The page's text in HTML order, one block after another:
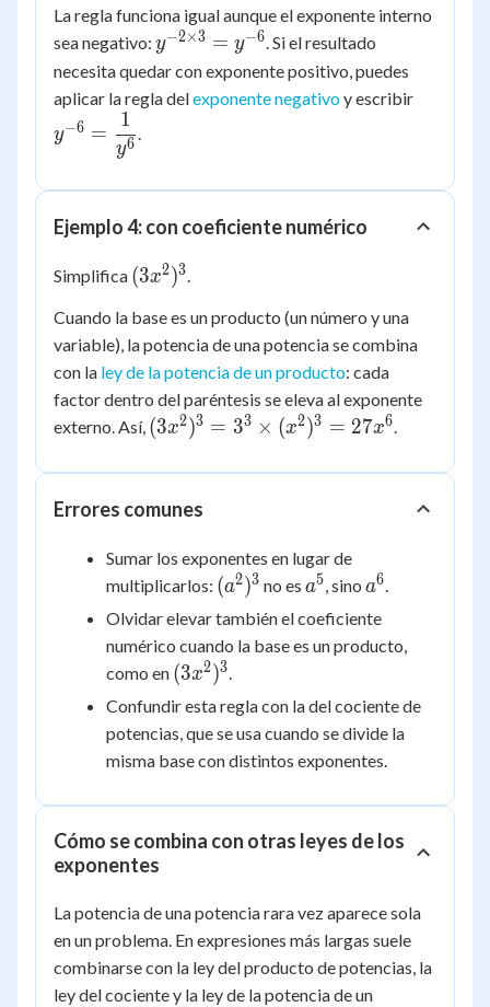
La regla funciona igual aunque el exponente interno
sea negativo: y^{-2
\times
3} =
y^{-6}
y−2×3 = y−6. Si el resultado
necesita quedar con exponente positivo, puedes
aplicar la regla delexponente negativoy escribir
y−6 =
y6
1
.
Ejemplo 4: con coeficiente numérico
Simplifica (3x^2)^3
(3x2)3.
Cuando la base es un producto (un número y una
variable), la potencia de una potencia se combina
con la ley de la potencia de un producto: cada
factor dentro del paréntesis se eleva al exponente
externo. Así, (3x^2)^3
\times
(x^2)^3
(3x2)3 = 33 × (x2)3 = 27x6.
Errores comunes
Sumar los exponentes en lugar de
multiplicarlos: (a^2)^3
(a2)3 no es a^5
a5, sino a^6
a6.
Olvidar elevar también el coeficiente
numérico cuando la base es un producto,
como en (3x^2)^3
(3x2)3.
Confundir esta regla con la del cociente de
potencias, que se usa cuando se divide la
misma base con distintos exponentes.
Cómo se combina con otras leyes de los
exponentes
La potencia de una potencia rara vez aparece sola
en un problema. En expresiones más largas suele
combinarse con la ley del producto de potencias, la
ley del cociente y la ley de la potencia de un